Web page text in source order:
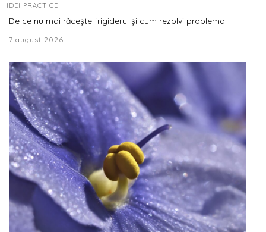
IDEI PRACTICE
De ce nu mai răcește frigiderul și cum rezolvi problema
7 august 2026